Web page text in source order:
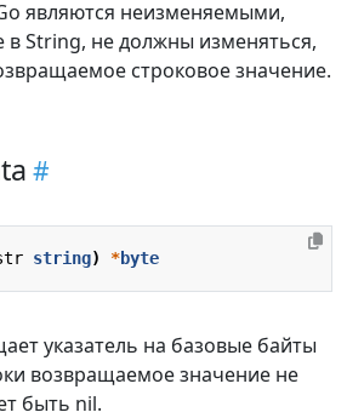
являются неизменяемыми,
String, не должны изменяться,
строковое значение.
string) *byte
указатель на базовые байты
возвращаемое значение не
быть nil.